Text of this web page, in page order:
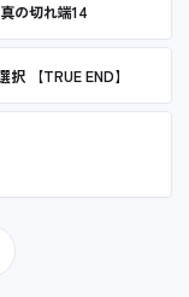
の切れ端14
択 【TRUE END】